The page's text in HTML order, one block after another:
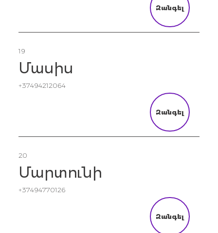
Զանգել
19
Մասիս
+37494212064
Զանգել
20
Մարտունի
+37494770126
Զանգել